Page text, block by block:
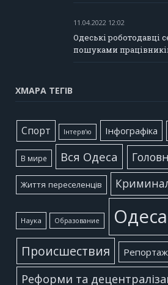
11.04.2022 12:02
Одеські роботодавці
пошуками
ХМАРА ТЕГІВ
Cпорт Інтерв'ю Інфографіка
В мире Вся Одеса
Життя переселенців
Наука Образование Одеса
Происшествия
Реформи та